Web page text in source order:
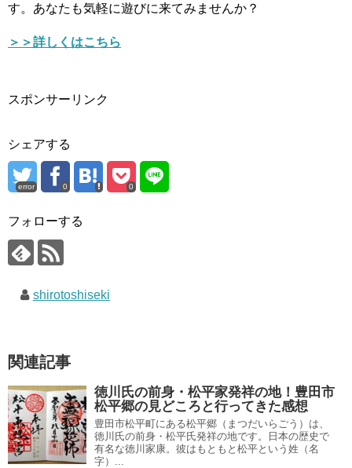
す。あなたも気軽に遊びに来てみませんか？
＞＞詳しくはこちら
スポンサーリンク
シェアする
error 0 0
フォローする
shirotoshiseki
関連記事
徳川氏の前身・松平家発祥の地！豊田市
松平郷の見どころと行ってきた感想
豊田市松平町にある松平郷（まつだいらごう）は、
徳川氏の前身・松平氏発祥の地です。日本の歴史で
有名な徳川家康。彼はもともと松平という姓（名
字）...